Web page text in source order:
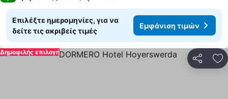
Επιλέξτε ημερομηνίες, για να
δείτε τις ακριβείς τιμές
Εμφάνιση τιμών
Δημοφιλής επιλογή